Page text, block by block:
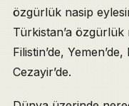
özgürlük nasip
Türkistan’a özgürlük
Filistin’de, Yemen’de,
Cezayir’de.